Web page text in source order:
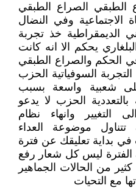
الطبقي الصراع الطبقي
وفي النضال
الديمقراطية خذ تجربة
يحكم الا انه كانت
الحكم والصراع الطبقي
السوفياتية الحزب
شعبية واسعة بسبب
الحزب لا يدعو
التغيير وانهاء نظام
تتناول موضوعة العداء
بداية تعليقك عن فترة
الفترة ليس كل شعار رفع
من الحالات الجماهير
مع التحيات